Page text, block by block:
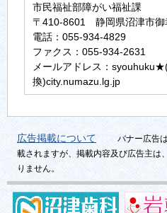
市民福祉部障がい福祉課
〒410-8601 静岡県沼津市御
電話：055-934-4829
ファクス：055-934-2631
メールアドレス：
換)city.numazu.lg.jp
広告掲載について
バナー広告
載されますが、掲載内容及び広告主は
りません。